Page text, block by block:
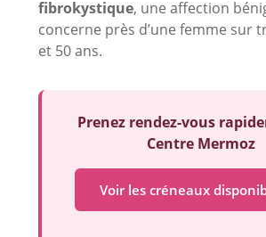
fibrokystique, une affection
concerne près d’une femme sur
et 50 ans.
Prenez rendez-vous
Centre Mermoz
Voir les créneaux